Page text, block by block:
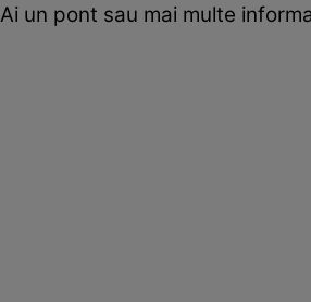
Ai un pont sau mai multe